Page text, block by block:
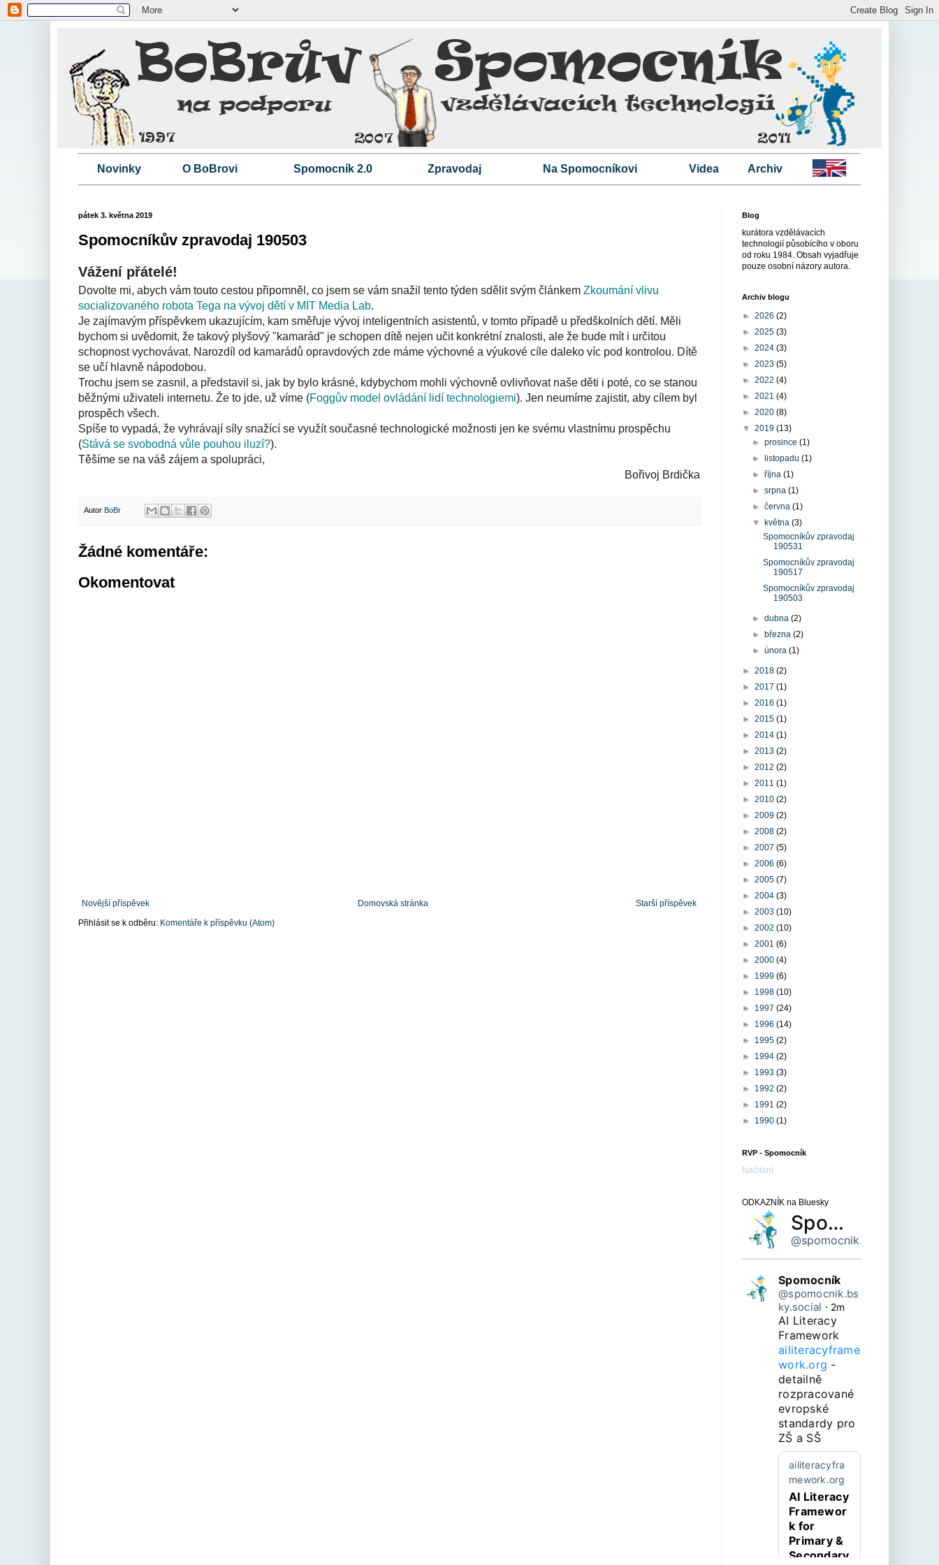
Novinky O BoBrovi Spomocník 2.0 Zpravodaj Na Spomocníkovi Videa Archiv
pátek 3. května 2019
Spomocníkův zpravodaj 190503
Vážení přátelé!
Dovolte mi, abych vám touto cestou připomněl, co jsem se vám snažil tento týden sdělit svým článkem Zkoumání vlivu
socializovaného robota Tega na vývoj dětí v MIT Media Lab.
Je zajímavým příspěvkem ukazujícím, kam směřuje vývoj inteligentních asistentů, v tomto případě u předškolních dětí. Měli
bychom si uvědomit, že takový plyšový "kamarád" je schopen dítě nejen učit konkrétní znalosti, ale že bude mít i určitou
schopnost vychovávat. Narozdíl od kamarádů opravdových zde máme výchovné a výukové cíle daleko víc pod kontrolou. Dítě
se učí hlavně nápodobou.
Trochu jsem se zasnil, a představil si, jak by bylo krásné, kdybychom mohli výchovně ovlivňovat naše děti i poté, co se stanou
běžnými uživateli internetu. Že to jde, už víme (Foggův model ovládání lidí technologiemi). Jen neumíme zajistit, aby cílem byl
prospěch všech.
Spíše to vypadá, že vyhrávají síly snažící se využít současné technologické možnosti jen ke svému vlastnímu prospěchu
(Stává se svobodná vůle pouhou iluzí?).
Těšíme se na váš zájem a spolupráci,
Bořivoj Brdička
Autor BoBr
Žádné komentáře:
Okomentovat
Novější příspěvek Starší příspěvek
Domovská stránka
Přihlásit se k odběru: Komentáře k příspěvku (Atom)
Blog
kurátora vzdělávacích
technologií působícího v oboru
od roku 1984. Obsah vyjadřuje
pouze osobní názory autora.
Archiv blogu
► 2026 (2)
► 2025 (3)
► 2024 (3)
► 2023 (5)
► 2022 (4)
► 2021 (4)
► 2020 (8)
▼ 2019 (13)
►prosince(1)
►
listopadu(1)
►října(1)
►srpna(1)
►června(1)
▼ května(3)
Spomocníkův zpravodaj
190531
Spomocníkův zpravodaj
190517
Spomocníkův zpravodaj
190503
►dubna(2)
► března(2)
►února(1)
► 2018 (2)
► 2017 (1)
► 2016 (1)
► 2015 (1)
► 2014 (1)
► 2013 (2)
► 2012 (2)
► 2011 (1)
► 2010 (2)
► 2009 (2)
► 2008 (2)
► 2007 (5)
► 2006 (6)
► 2005 (7)
► 2004 (3)
► 2003 (10)
► 2002 (10)
► 2001 (6)
► 2000 (4)
► 1999 (6)
► 1998 (10)
► 1997 (24)
► 1996 (14)
► 1995 (2)
► 1994 (2)
► 1993 (3)
► 1992 (2)
► 1991 (2)
► 1990 (1)
RVP - Spomocník
Načítání
ODKAZNÍK na Bluesky
Spomocník
@spomocnik.bsky.social
Spomocník
@spomocnik.bs
ky.social ⋅ 2m
AI Literacy
ailiteracyframe
work.org -
detailně
rozpracované
evropské
standardy pro
ZŠ a SŠ
ailiteracyfra
mework.org
AI Literacy
Framewor
k for
Primary &
Secondary